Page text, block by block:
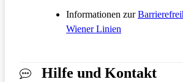
Informationen zur
Wiener Linien
Hilfe und Kontakt